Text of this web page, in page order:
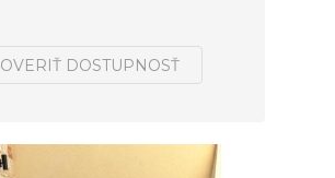
OVERIŤ DOSTUPNOSŤ